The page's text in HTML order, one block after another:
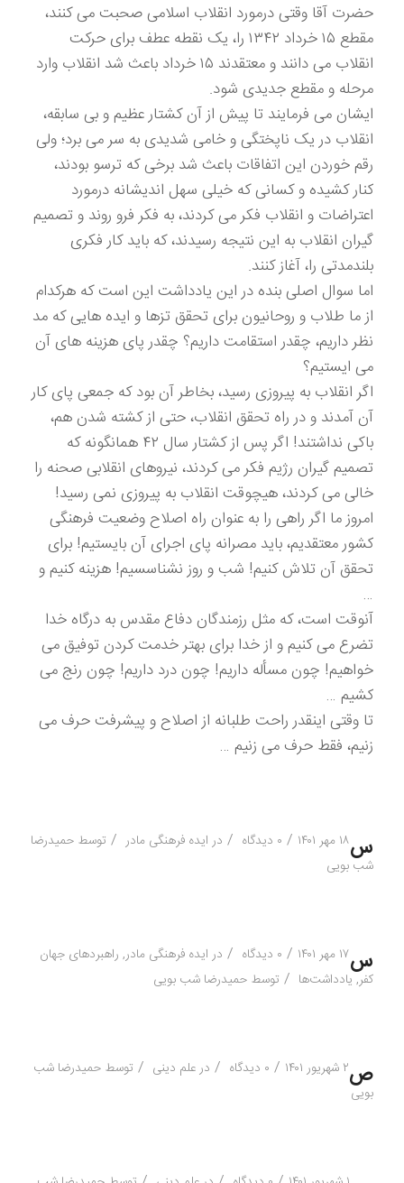
حضرت آقا وقتی درمورد انقلاب اسلامی صحبت می کنند،
مقطع ۱۵ خرداد ۱۳۴۲ را، یک نقطه عطف برای حرکت
انقلاب می دانند و معتقدند ۱۵ خرداد باعث شد انقلاب وارد
مرحله و مقطع جدیدی شود.
ایشان می فرمایند تا پیش از آن کشتار عظیم و بی سابقه،
انقلاب در یک ناپختگی و خامی شدیدی به سر می برد؛ ولی
رقم خوردن این اتفاقات باعث شد برخی که ترسو بودند،
کنار کشیده و کسانی که خیلی سهل اندیشانه درمورد
اعتراضات و انقلاب فکر می کردند، به فکر فرو روند و تصمیم
گیران انقلاب به این نتیجه رسیدند، که باید کار فکری
بلندمدتی را، آغاز کنند.
اما سوال اصلی بنده در این یادداشت این است که هرکدام
از ما طلاب و روحانیون برای تحقق تزها و ایده هایی که مد
نظر داریم، چقدر استقامت داریم؟ چقدر پای هزینه های آن
می ایستیم؟
اگر انقلاب به پیروزی رسید، بخاطر آن بود که جمعی پای کار
آن آمدند و در راه تحقق انقلاب، حتی از کشته شدن هم،
باکی نداشتند! اگر پس از کشتار سال ۴۲ همانگونه که
تصمیم گیران رژیم فکر می کردند، نیروهای انقلابی صحنه را
خالی می کردند، هیچوقت انقلاب به پیروزی نمی رسید!
امروز ما اگر راهی را به عنوان راه اصلاح وضعیت فرهنگی
کشور معتقدیم، باید مصرانه پای اجرای آن بایستیم! برای
تحقق آن تلاش کنیم! شب و روز نشناسسیم! هزینه کنیم و
…
آنوقت است، که مثل رزمندگان دفاع مقدس به درگاه خدا
تضرع می کنیم و از خدا برای بهتر خدمت کردن توفیق می
خواهیم! چون مسأله داریم! چون درد داریم! چون رنج می
کشیم …
تا وقتی اینقدر راحت طلبانه از اصلاح و پیشرفت حرف می
زنیم، فقط حرف می زنیم …
س۱۸ مهر ۱۴۰۱ / ۰ دیدگاه / در ایده فرهنگی مادر / توسط حمیدرضا
شب بویی
س۱۷ مهر ۱۴۰۱ / ۰ دیدگاه / در ایده فرهنگی مادر, راهبردهای جهان
کفر, یادداشت‌ها / توسط حمیدرضا شب بویی
ص۲ شهریور ۱۴۰۱ / ۰ دیدگاه / در علم دینی / توسط حمیدرضا شب
بویی